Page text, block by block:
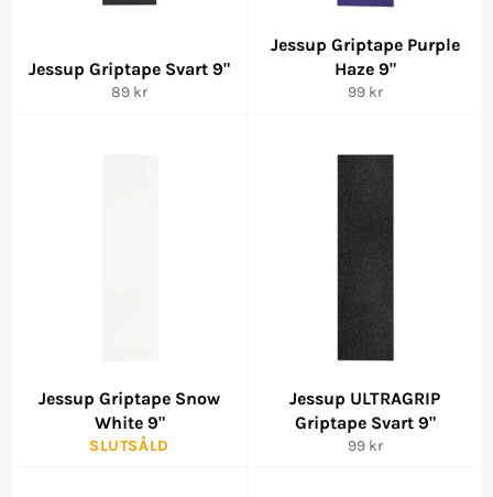
Jessup Griptape Svart 9"
Ordinarie
89 kr
Jessup Griptape Purple
Haze 9"
Ordinarie
99 kr
Jessup Griptape Snow
White 9"
SLUTSÅLD
Jessup ULTRAGRIP
Griptape Svart 9"
Ordinarie
99 kr